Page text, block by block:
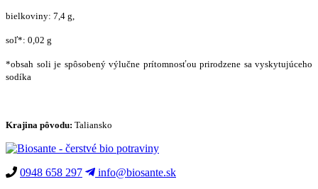
bielkoviny: 7,4 g,
soľ*: 0,02 g
*obsah soli je spôsobený výlučne prítomnosťou prirodzene sa vyskytujúceho
sodíka
Krajina pôvodu: Taliansko
0948 658 297
info@biosante.sk